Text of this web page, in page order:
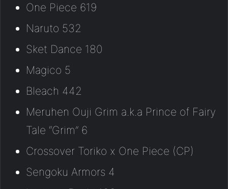
One Piece 619
Naruto 532
Sket Dance 180
Magico 5
Bleach 442
Meruhen Ouji Grim a.k.a Prince of Fairy
Tale “Grim” 6
Crossover Toriko x One Piece (CP)
Sengoku Armors 4